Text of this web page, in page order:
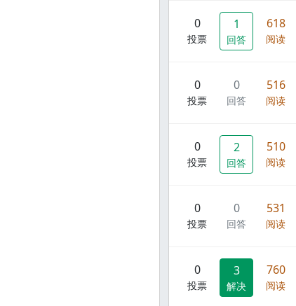
0
投票
1
回答
618
阅读
0
投票
0
回答
516
阅读
0
投票
2
回答
510
阅读
0
投票
0
回答
531
阅读
0
投票
3
解决
760
阅读